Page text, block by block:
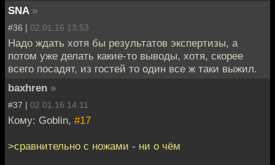
SNA »
#36 | 02.01.16 13:53
Надо ждать хотя бы результатов экспертизы, а
потом уже делать какие-то выводы, хотя, скорее
всего посадят, из гостей то один все ж таки выжил.
baxhren »
#37 | 02.01.16 14:11
Кому: Goblin, #17
>сравнительно с ножами - ни о чём